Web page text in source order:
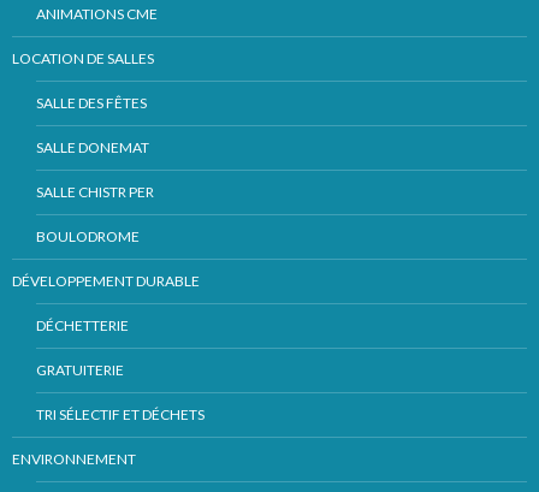
ANIMATIONS CME
LOCATION DE SALLES
SALLE DES FÊTES
SALLE DONEMAT
SALLE CHISTR PER
BOULODROME
DÉVELOPPEMENT DURABLE
DÉCHETTERIE
GRATUITERIE
TRI SÉLECTIF ET DÉCHETS
ENVIRONNEMENT